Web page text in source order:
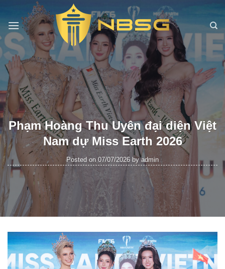
content
Phạm Hoàng Thu Uyên đại diện Việt
Nam dự Miss Earth 2026
Posted on 07/07/2026 byadmin